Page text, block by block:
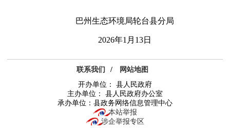
巴州生态环境局轮台县分局
2026年1月13日
联系我们 /
网站地图
开办单位： 县人民政府
主办单位： 县人民政府办公室
承办单位：县政务网络信息管理中心
本站举报
涉企举报专区